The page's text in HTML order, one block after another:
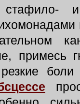
стафило-